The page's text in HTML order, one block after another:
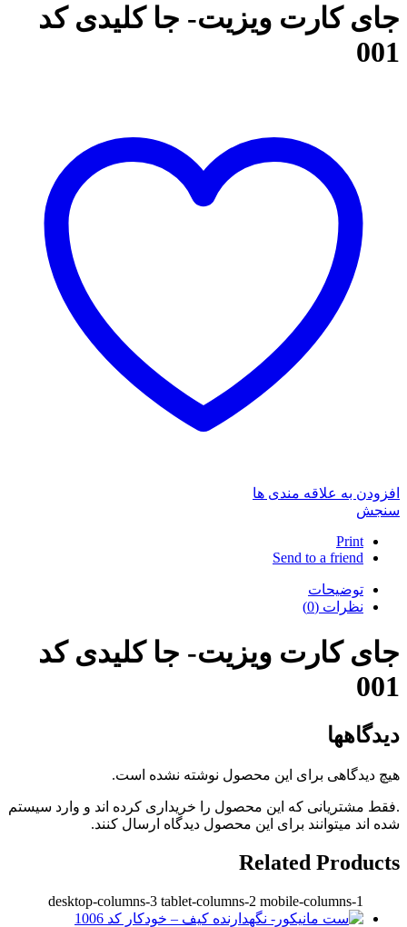
جای کارت ویزیت- جا کلیدی کد
001
افزودن به علاقه مندی ها
سنجش
Print
Send to a friend
توضیحات
نظرات (0)
جای کارت ویزیت- جا کلیدی کد
001
دیدگاهها
هیچ دیدگاهی برای این محصول نوشته نشده است.
.فقط مشتریانی که این محصول را خریداری کرده اند و وارد سیستم
شده اند میتوانند برای این محصول دیدگاه ارسال کنند.
Related Products
desktop-columns-3 tablet-columns-2 mobile-columns-1